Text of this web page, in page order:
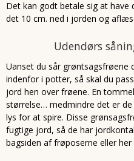
Det kan godt betale sig at have
det 10 cm. ned i jorden og
Udendørs
Uanset du sår grøntsagsfrøene
indenfor i potter, så skal du
jord hen over frøene. En
størrelse… medmindre det er
lys for at spire. Disse
fugtige jord, så de har
bagsiden af frøposerne eller